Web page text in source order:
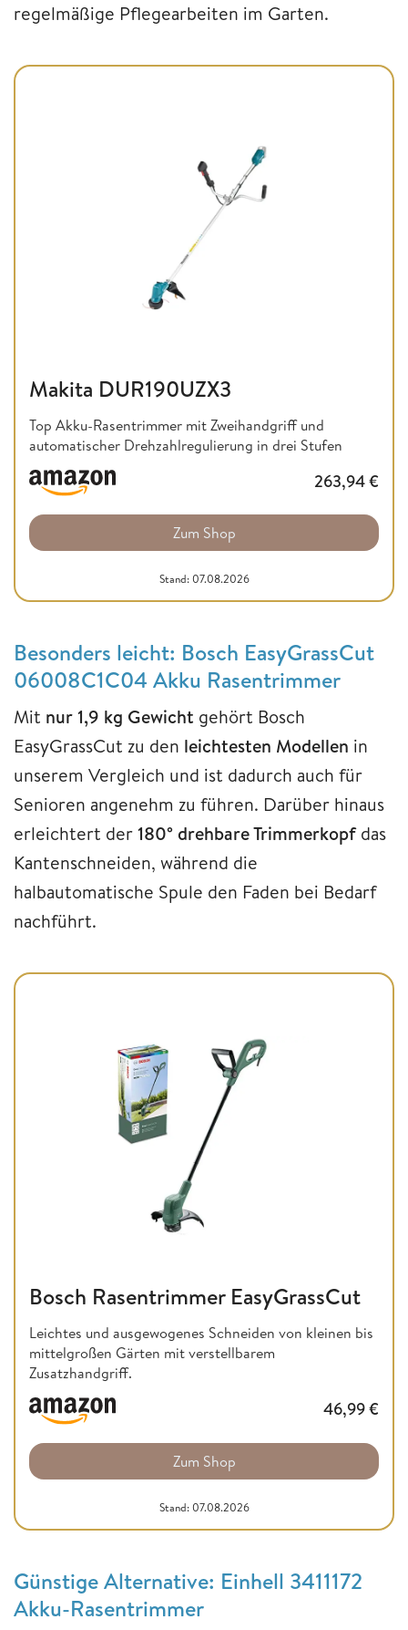
regelmäßige Pflegearbeiten im Garten.
Makita DUR190UZX3
Top Akku-Rasentrimmer mit Zweihandgriff und
automatischer Drehzahlregulierung in drei Stufen
263,94€
Zum Shop
Stand: 07.08.2026
Besonders leicht: Bosch EasyGrassCut
06008C1C04 Akku Rasentrimmer
Mit nur 1,9 kg Gewicht gehört Bosch
EasyGrassCut zu den leichtesten Modellen in
unserem Vergleich und ist dadurch auch für
Senioren angenehm zu führen. Darüber hinaus
erleichtert der180° drehbare Trimmerkopfdas
Kantenschneiden, während die
halbautomatische Spule den Faden bei Bedarf
nachführt.
Bosch Rasentrimmer EasyGrassCut
Leichtes und ausgewogenes Schneiden von kleinen bis
mittelgroßen Gärten mit verstellbarem
Zusatzhandgriff.
46,99€
Zum Shop
Stand: 07.08.2026
Günstige Alternative: Einhell 3411172
Akku-Rasentrimmer